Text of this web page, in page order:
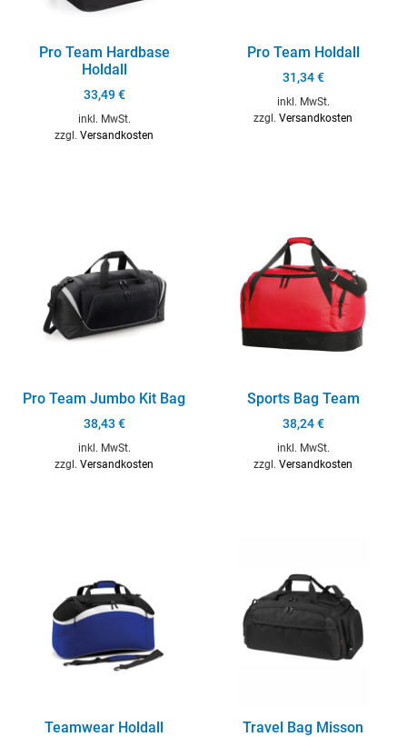
Pro Team Hardbase
Holdall
33,49€
inkl. MwSt.
zzgl. Versandkosten
Pro Team Holdall
31,34€
inkl. MwSt.
zzgl. Versandkosten
Pro Team Jumbo Kit Bag
38,43 €
inkl. MwSt.
zzgl. Versandkosten
Sports Bag Team
38,24€
inkl. MwSt.
zzgl. Versandkosten
Teamwear Holdall Travel Bag Misson